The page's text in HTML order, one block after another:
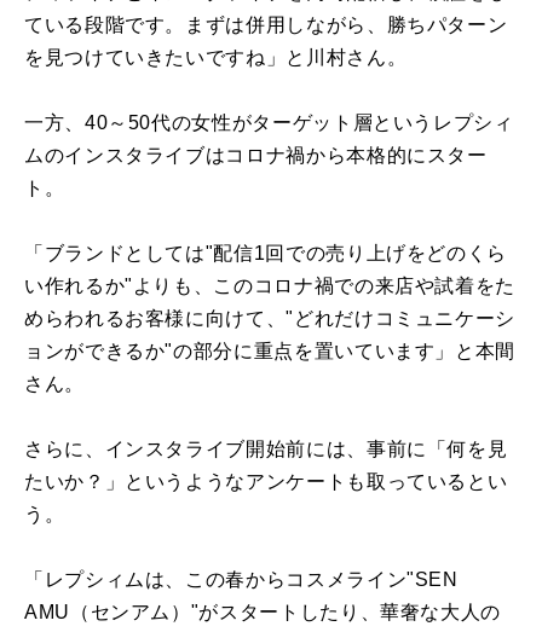
ている段階です。まずは併用しながら、勝ちパターン
を見つけていきたいですね」と川村さん。
一方、40～50代の女性がターゲット層というレプシィ
ムのインスタライブはコロナ禍から本格的にスター
ト。
「ブランドとしては"配信1回での売り上げをどのくら
い作れるか"よりも、このコロナ禍での来店や試着をた
めらわれるお客様に向けて、"どれだけコミュニケーシ
ョンができるか"の部分に重点を置いています」と本間
さん。
さらに、インスタライブ開始前には、事前に「何を見
たいか？」というようなアンケートも取っているとい
う。
「レプシィムは、この春からコスメライン"SEN
AMU（センアム）"がスタートしたり、華奢な大人の